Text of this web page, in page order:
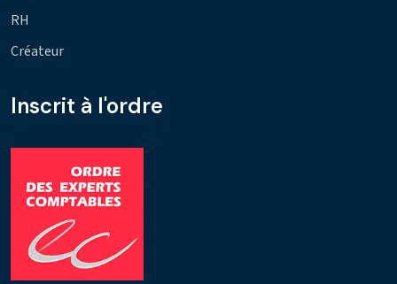
RH
Créateur
Inscrit à l'ordre